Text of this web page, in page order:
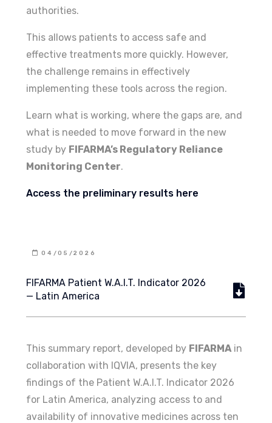
authorities.
This allows patients to access safe and
effective treatments more quickly. However,
the challenge remains in effectively
implementing these tools across the region.
Learn what is working, where the gaps are, and
what is needed to move forward in the new
study by FIFARMA’s Regulatory Reliance
Monitoring Center.
Access the preliminary results here
04/05/2026
FIFARMA Patient W.A.I.T. Indicator 2026
— Latin America
This summary report, developed by FIFARMAin
collaboration with IQVIA, presents the key
findings of the Patient W.A.I.T. Indicator 2026
for Latin America, analyzing access to and
availability of innovative medicines across ten